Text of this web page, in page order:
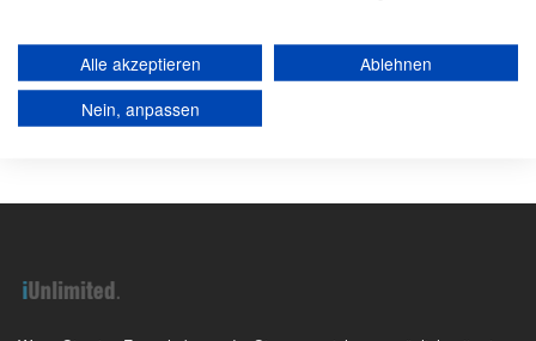
Alle akzeptieren
Ablehnen
Nein, anpassen